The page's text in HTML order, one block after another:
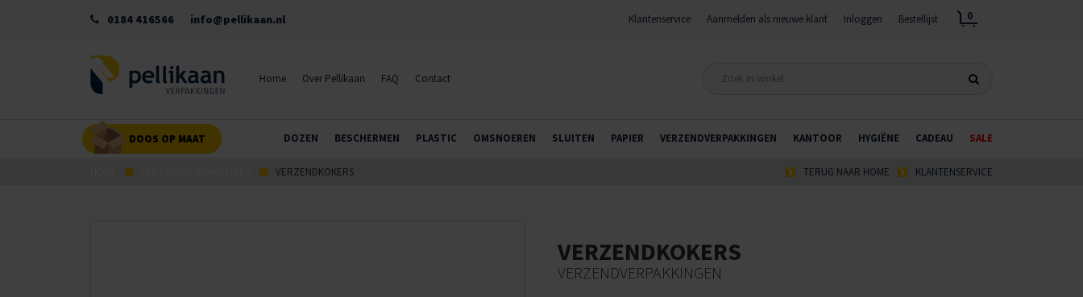
0184 416566 info@pellikaan.nl Klantenservice Aanmelden als nieuwe klant Inloggen Bestellijst 0
Home Over Pellikaan FAQ Contact
DOZEN BESCHERMEN PLASTIC OMSNOEREN SLUITEN PAPIER VERZENDVERPAKKINGEN KANTOOR HYGIËNE CADEAU SALE
DOOS OP MAAT
VERZENDKOKERS KLANTENSERVICE
TERUG NAAR HOME
VERZENDKOKERS
VERZENDVERPAKKINGEN